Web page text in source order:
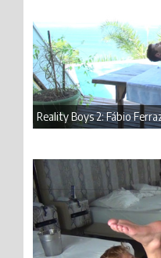
Reality Boys 2: Fábio